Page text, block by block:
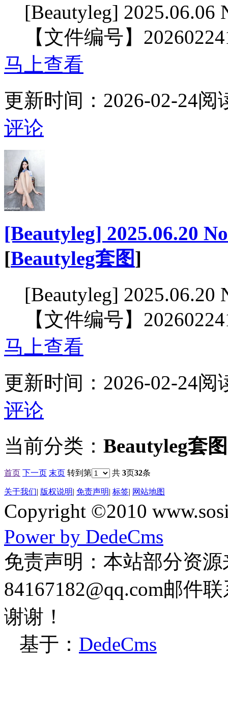
[Beautyleg] 2025.06.06
【文件编号】
马上查看
更新时间： 2026-02-24阅
评论
[Beautyleg] 2025.06.20
[Beautyleg套图]
[Beautyleg] 2025.06.20
【文件编号】
马上查看
更新时间： 2026-02-24阅
评论
当前分类： Beautyleg套图
首页 下一页 末页 转到第 共 3页32条
关于我们| 版权说明| 免责声明| 标签| 网站地图
Copyright ©2010
Power by DedeCms
免责声明：本站部分资
84167182@qq.com邮件
谢谢！
基于： DedeCms